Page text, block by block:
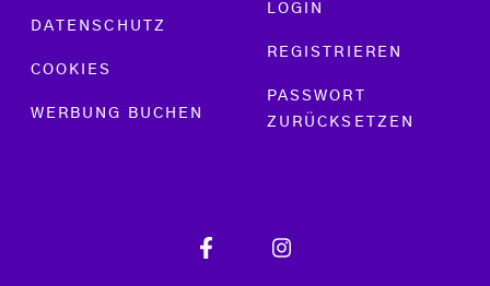
DATENSCHUTZ
COOKIES
WERBUNG BUCHEN
LOGIN
REGISTRIEREN
PASSWORT
ZURÜCKSETZEN